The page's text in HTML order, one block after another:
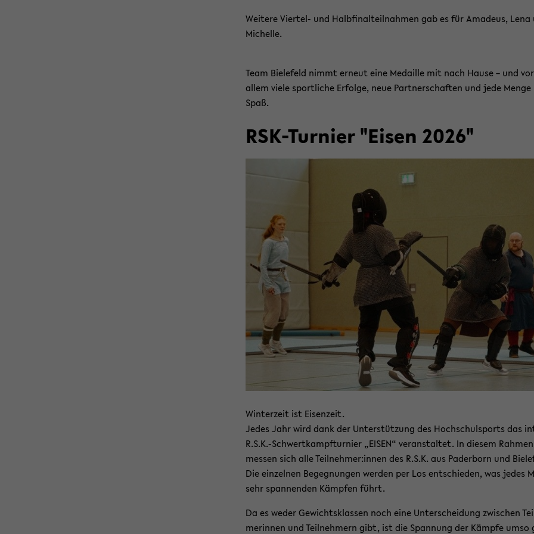
Wei­te­re Viertel-​ und Halb­fi­nal­teil­nah­men gab es für Ama­de­us, Lena
Mi­chel­le.
Team Bie­le­feld nimmt er­neut eine Me­dail­le mit nach Hause – und vor
allem viele sport­li­che Er­fol­ge, neue Part­ner­schaf­ten und jede Menge
Spaß.
RSK-​Turnier "Eisen 2026"
Win­ter­zeit ist Ei­sen­zeit.
Jedes Jahr wird dank der Un­ter­stüt­zung des Hoch­schul­sports das
R.S.K.-​Schwertkampfturnier „EISEN“ ver­an­stal­tet. In die­sem Rah­men
mes­sen sich alle Teil­neh­mer:innen des R.S.K. aus Pa­der­born und
Die ein­zel­nen Be­geg­nun­gen wer­den per Los ent­schie­den, was jedes
sehr span­nen­den Kämp­fen führt.
Da es weder Ge­wichts­klas­sen noch eine Un­ter­schei­dung zwi­schen
me­rin­nen und Teil­neh­mern gibt, ist die Span­nung der Kämp­fe